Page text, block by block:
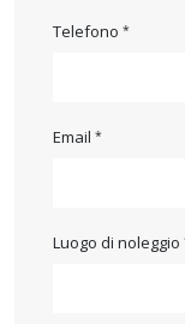
Telefono
Email
Luogo di noleggio